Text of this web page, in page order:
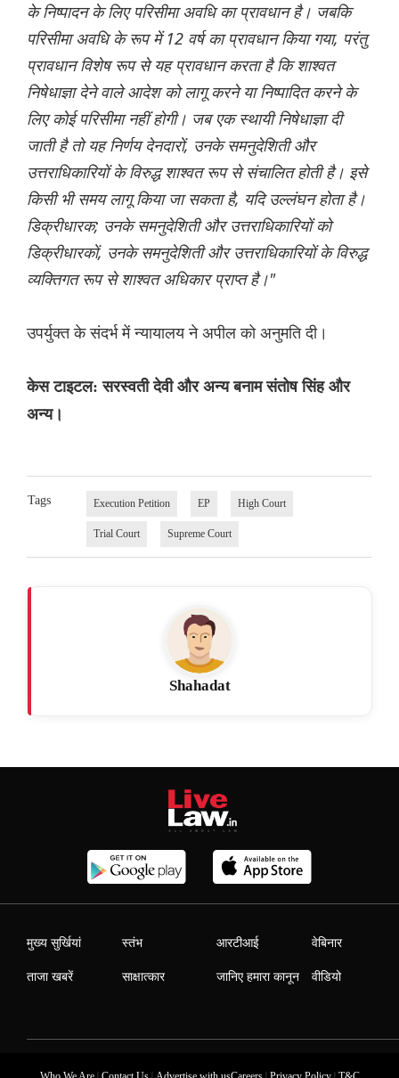
के निष्पादन के लिए परिसीमा अवधि का प्रावधान है। जबकि
परिसीमा अवधि के रूप में 12 वर्ष का प्रावधान किया गया, परंतु
प्रावधान विशेष रूप से यह प्रावधान करता है कि शाश्वत
निषेधाज्ञा देने वाले आदेश को लागू करने या निष्पादित करने के
लिए कोई परिसीमा नहीं होगी। जब एक स्थायी निषेधाज्ञा दी
जाती है तो यह निर्णय देनदारों, उनके समनुदेशिती और
उत्तराधिकारियों के विरुद्ध शाश्वत रूप से संचालित होती है। इसे
किसी भी समय लागू किया जा सकता है, यदि उल्लंघन होता है।
डिक्रीधारक; उनके समनुदेशिती और उत्तराधिकारियों को
डिक्रीधारकों, उनके समनुदेशिती और उत्तराधिकारियों के विरुद्ध
व्यक्तिगत रूप से शाश्वत अधिकार प्राप्त है।"
उपर्युक्त के संदर्भ में न्यायालय ने अपील को अनुमति दी।
केस टाइटल: सरस्वती देवी और अन्य बनाम संतोष सिंह और
अन्य।
Tags Execution Petition EP High Court
Trial Court Supreme Court
Shahadat
मुख्य सुर्खियां
ताजा खबरें
स्तंभ
साक्षात्कार
आरटीआई
जानिए हमारा कानून
वेबिनार
वीडियो